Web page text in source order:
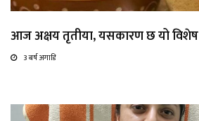
आज अक्षय तृतीया, यसकारण छ यो विशेष
3 बर्ष अगाडि